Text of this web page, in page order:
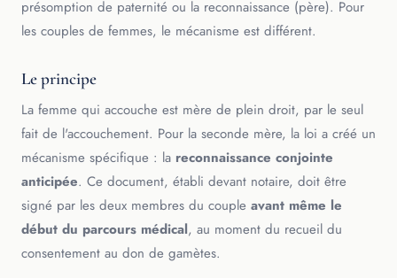
présomption de paternité ou la reconnaissance (père). Pour
les couples de femmes, le mécanisme est différent.
Le principe
La femme qui accouche est mère de plein droit, par le seul
fait de l'accouchement. Pour la seconde mère, la loi a créé un
mécanisme spécifique : la reconnaissance conjointe
anticipée. Ce document, établi devant notaire, doit être
signé par les deux membres du couple avant même le
début du parcours médical, au moment du recueil du
consentement au don de gamètes.